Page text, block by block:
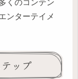
くのコンテン
ンターテイメ
ップ